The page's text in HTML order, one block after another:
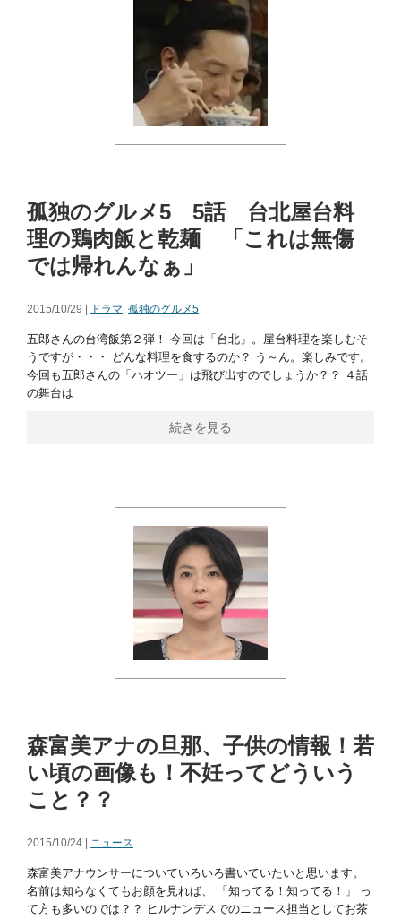
孤独のグルメ5 5話 台北屋台料
理の鶏肉飯と乾麺 「これは無傷
では帰れんなぁ」
2015/10/29 | ドラマ, 孤独のグルメ5
五郎さんの台湾飯第２弾！ 今回は「台北」。屋台料理を楽しむそ
うですが・・・ どんな料理を食するのか？ う～ん。楽しみです。
今回も五郎さんの「ハオツー」は飛び出すのでしょうか？？ ４話
の舞台は
続きを見る
森富美アナの旦那、子供の情報！若
い頃の画像も！不妊ってどういう
こと？？
2015/10/24 | ニュース
森富美アナウンサーについていろいろ書いていたいと思います。
名前は知らなくてもお顔を見れば、 「知ってる！知ってる！」 っ
て方も多いのでは？？ ヒルナンデスでのニュース担当としてお茶